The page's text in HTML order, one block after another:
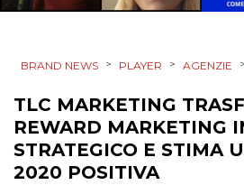
BRAND NEWS > PLAYER > AGENZIE >
TLC MARKETING
REWARD MARKETING
STRATEGICO E STIMA
2020 POSITIVA